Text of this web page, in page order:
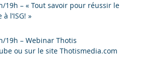
19h – « Tout savoir pour réussir le
l’ISG! »
19h – Webinar Thotis
ou sur le site Thotismedia.com